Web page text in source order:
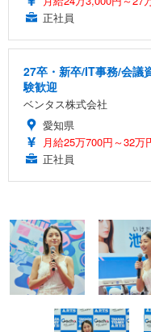
正社員
27卒・新卒/IT事務/会議
験歓迎
ベンタス株式会社
愛知県
月給25万700円～32万
正社員